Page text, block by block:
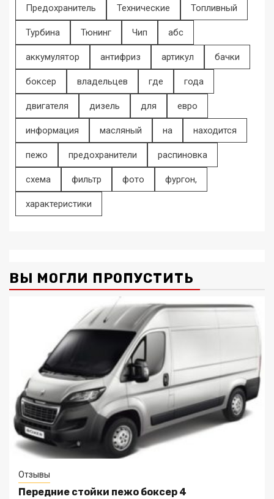
Предохранитель Технические Топливный
Турбина Тюнинг Чип абс
аккумулятор антифриз артикул бачки
боксер владельцев где года
двигателя дизель для евро
информация масляный на находится
пежо предохранители распиновка
схема фильтр фото фургон,
характеристики
ВЫ МОГЛИ ПРОПУСТИТЬ
Отзывы
Передние стойки пежо боксер 4